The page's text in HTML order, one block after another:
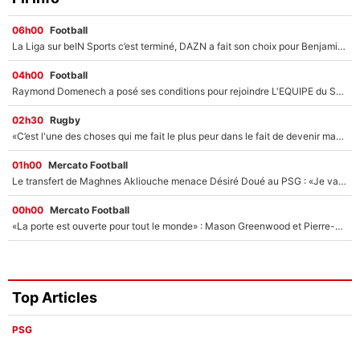
06h00 Football
La Liga sur beIN Sports c’est terminé, DAZN a fait son choix pour Benjamin Da Silva et Omar Da Fonseca !
04h00 Football
Raymond Domenech a posé ses conditions pour rejoindre L'EQUIPE du Soir : Il refuse de faire l'émission avec un autre chroniqueur !
02h30 Rugby
«C’est l'une des choses qui me fait le plus peur dans le fait de devenir maman» : En couple avec Antoine Dupont, Iris Mittenaere s'inquiète déjà pour ses futurs enfants !
01h00 Mercato Football
Le transfert de Maghnes Akliouche menace Désiré Doué au PSG : «Je valide à 200%»
00h00 Mercato Football
«La porte est ouverte pour tout le monde» : Mason Greenwood et Pierre-Emerick Aubameyang ont quitté l'OM, Amine Gouiri balance sur la suite du mercato et sur la réaction du vestiaire !
Top Articles
PSG